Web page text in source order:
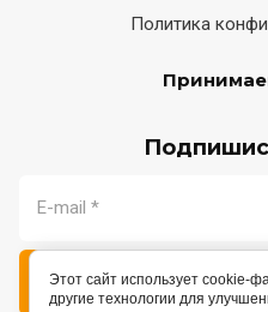
Политика
Этот сайт использует cookie-
другие технологии для